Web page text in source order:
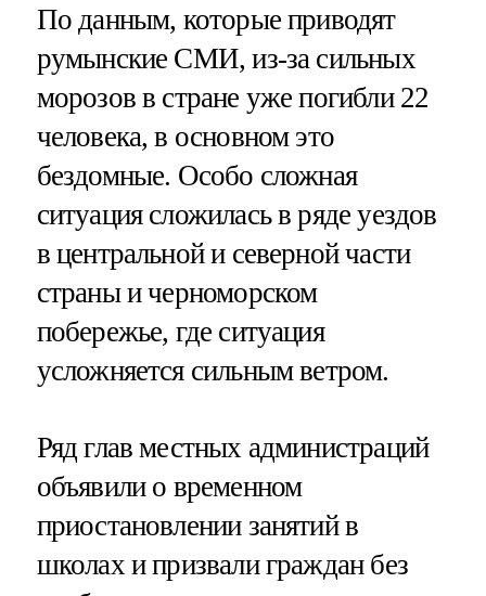
По данным, которые приводят
румынские СМИ, из-за сильных
морозов в стране уже погибли 22
человека, в основном это
бездомные. Особо сложная
ситуация сложилась в ряде уездов
в центральной и северной части
страны и черноморском
побережье, где ситуация
усложняется сильным ветром.
Ряд глав местных администраций
объявили о временном
приостановлении занятий в
школах и призвали граждан без